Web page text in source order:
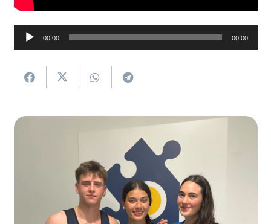
Soinu
erreproduzigailua
00:00 00:00